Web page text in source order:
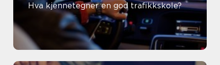
Hva kjennetegner en god trafikkskole?